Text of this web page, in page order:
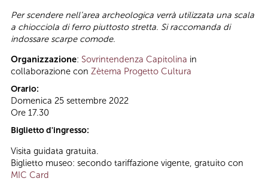
Per scendere nell’area archeologica verrà utilizzata una scala
a chiocciola di ferro piuttosto stretta. Si raccomanda di
indossare scarpe comode.
Organizzazione: Sovrintendenza Capitolina in
collaborazione con Zètema Progetto Cultura
Orario:
Domenica 25 settembre 2022
Ore 17.30
Biglietto d'ingresso:
Visita guidata gratuita.
Biglietto museo: secondo tariffazione vigente, gratuito con
MIC Card